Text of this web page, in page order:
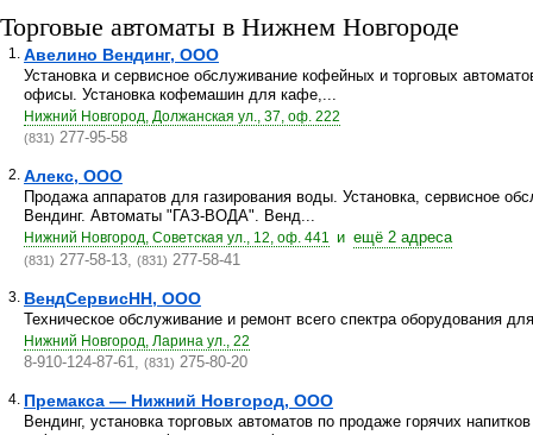
Торговые автоматы в Нижнем Новгороде
1. Авелино Вендинг, ООО
Установка и сервисное обслуживание кофейных и торговых
офисы. Установка кофемашин для кафе,...
Нижний Новгород, Должанская ул., 37, оф. 222
(831) 277-95-58
2. Алекс, ООО
Продажа аппаратов для газирования воды. Установка, сервисное
Вендинг. Автоматы "ГАЗ-ВОДА". Венд...
Нижний Новгород, Советская ул., 12, оф. 441 и ещё 2 адреса
(831) 277-58-13, (831) 277-58-41
3. ВендСервисНН, ООО
Техническое обслуживание и ремонт всего спектра оборудования
Нижний Новгород, Ларина ул., 22
8-910-124-87-61, (831) 275-80-20
4. Премакса — Нижний Новгород, ООО
Вендинг, установка торговых автоматов по продаже горячих